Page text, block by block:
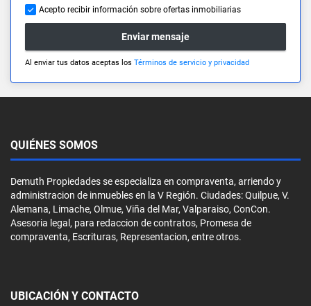
Acepto recibir información sobre ofertas inmobiliarias
Enviar mensaje
Al enviar tus datos aceptas los Términos de servicio y privacidad
QUIÉNES SOMOS
Demuth Propiedades se especializa en compraventa, arriendo y
administracion de inmuebles en la V Región. Ciudades: Quilpue, V.
Alemana, Limache, Olmue, Viña del Mar, Valparaiso, ConCon.
Asesoria legal, para redaccion de contratos, Promesa de
compraventa, Escrituras, Representacion, entre otros.
UBICACIÓN Y CONTACTO